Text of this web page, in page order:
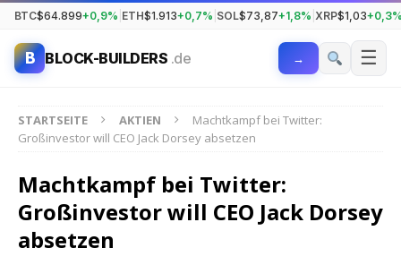
BTC$64.899+0,9% ETH$1.913+0,7% SOL$73,87+1,8% XRP$1,03
B BLOCK-BUILDERS .de → ☰
STARTSEITE AKTIEN
Machtkampf bei Twitter:
Großinvestor will CEO Jack Dorsey absetzen
Machtkampf bei Twitter:
Großinvestor will CEO Jack Dorsey
absetzen